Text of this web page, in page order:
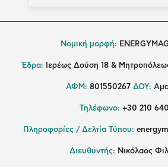
Νομική μορφή:
Έδρα: Ιερέως Δούση 18 &
ΑΦΜ: 801550267 ΔΟΥ:
Τηλέφωνο: +30 210 640
Πληροφορίες / Δελτία Τύπου:
Διευθυντής: Νικόλαος